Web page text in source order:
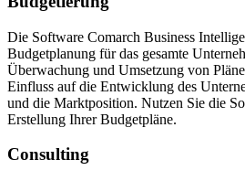
Die Software Comarch Business
Budgetplanung für das gesamte
Überwachung und Umsetzung von
Einfluss auf die Entwicklung des
und die Marktposition. Nutzen Sie die
Erstellung Ihrer Budgetpläne.
Consulting